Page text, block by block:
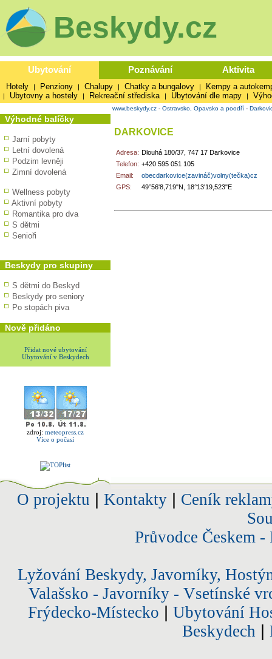
Beskydy.cz
Ubytování Poznávání Aktivita
Hotely | Penziony | Chalupy | Chatky a bungalovy | Kempy a
| Ubytovny a hostely | Rekreační střediska | Ubytování dle mapy |
Výhodné balíčky
Jarní pobyty
Letní dovolená
Podzim levněji
Zimní dovolená
Wellness pobyty
Aktivní pobyty
Romantika pro dva
S dětmi
Senioři
Beskydy pro skupiny
S dětmi do Beskyd
Beskydy pro seniory
Po stopách piva
Nově přidáno
Přidat nové ubytování
Ubytování v Beskydech
zdroj: meteopress.cz
Více o počasí
www.beskydy.cz - Ostravsko, Opavsko a poodří -
DARKOVICE
Adresa: Dlouhá 180/37, 747 17 Darkovice
Telefon: +420 595 051 105
Email:
obecdarkovice(zavináč)volny(tečka)cz
GPS:
49°56'8,719"N, 18°13'19,523"E
O projektu Kontakty| Ceník
Průvodce Českem
Lyžování Beskydy, Javorníky,
Valašsko - Javorníky - Vsetínské
Frýdecko-Místecko
Ubytování
Beskydech